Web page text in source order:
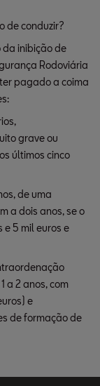
de conduzir?
da inibição de
Rodoviária
pagado a coima
grave ou
últimos cinco
de uma
a dois anos, se o
5 mil euros e
a 2 anos, com
e
de formação de